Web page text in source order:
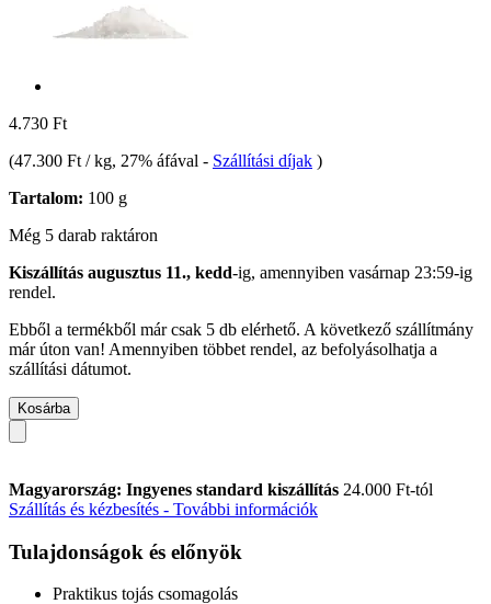
4.730 Ft
(47.300 Ft / kg, 27% áfával - Szállítási díjak )
Tartalom: 100 g
Még 5 darab raktáron
Kiszállítás augusztus 11., kedd-ig, amennyiben vasárnap 23:59-ig
rendel.
Ebből a termékből már csak 5 db elérhető. A következő szállítmány
már úton van! Amennyiben többet rendel, az befolyásolhatja a
szállítási dátumot.
Kosárba
Magyarország: Ingyenes standard kiszállítás 24.000 Ft-tól
Szállítás és kézbesítés - További információk
Tulajdonságok és előnyök
Praktikus tojás csomagolás